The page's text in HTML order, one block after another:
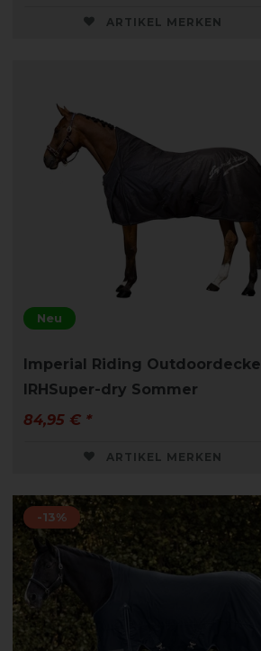
ARTIKEL MERKEN
Neu
Imperial Riding Outdoordecke
IRHSuper-dry Sommer
84,95 € *
ARTIKEL MERKEN
-13%